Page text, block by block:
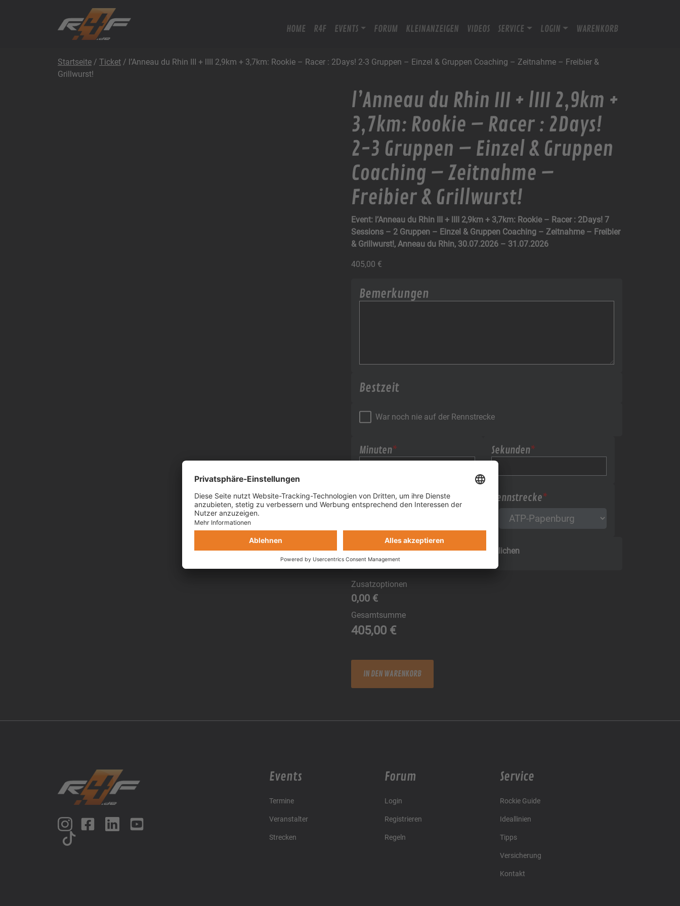
HOME R4F EVENTS FORUM KLEINANZEIGEN VIDEOS SERVICE LOGIN WARENKORB
Startseite / Ticket / l’Anneau du Rhin III + lIII 2,9km + 3,7km: Rookie – Racer : 2Days! 2-3 Gruppen – Einzel & Gruppen Coaching – Zeitnahme – Freibier &
Grillwurst!
l’Anneau du Rhin III + lIII 2,9km +
3,7km: Rookie – Racer : 2Days!
2-3 Gruppen – Einzel & Gruppen
Coaching – Zeitnahme –
Freibier & Grillwurst!
Event: l’Anneau du Rhin III + lIII 2,9km + 3,7km: Rookie – Racer : 2Days! 7
Sessions – 2 Gruppen – Einzel & Gruppen Coaching – Zeitnahme – Freibier
& Grillwurst!, Anneau du Rhin, 30.07.2026 – 31.07.2026
405,00 €
Bemerkungen
Bestzeit
War noch nie auf der Rennstrecke
*
Minuten *
Sekunden
*
Millisekunden *
Rennstrecke
Bestzeit in Aufzünder DB veröffentlichen
Zusatzoptionen
0,00 €
Gesamtsumme
405,00 €
IN DEN WARENKORB
Events
Termine
Veranstalter
Strecken
Forum
Login
Registrieren
Regeln
Service
Rockie Guide
Ideallinien
Tipps
Versicherung
Kontakt